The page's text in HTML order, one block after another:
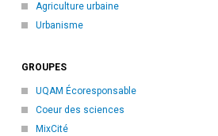
Agriculture urbaine
Urbanisme
GROUPES
UQAM Écoresponsable
Coeur des sciences
MixCité